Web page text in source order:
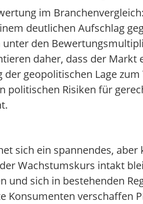
im
deutlichen Aufschlag
unter den
daher, dass der
geopolitischen Lage
politischen Risiken für
sich ein spannendes,
Wachstumskurs intakt
und sich in bestehenden
Konsumenten verschaffen